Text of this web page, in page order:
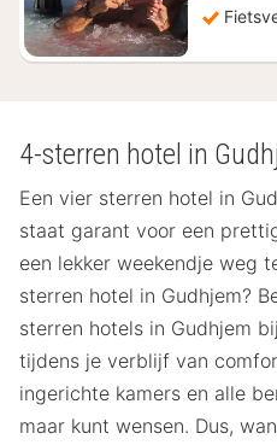
4-sterren hotel in
Een vier sterren hotel in
staat garant voor een
een lekker weekendje weg
sterren hotel in Gudhjem?
sterren hotels in Gudhjem
tijdens je verblijf van
ingerichte kamers en alle
maar kunt wensen. Dus,